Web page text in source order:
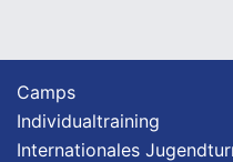
Camps
Individualtraining
Internationales